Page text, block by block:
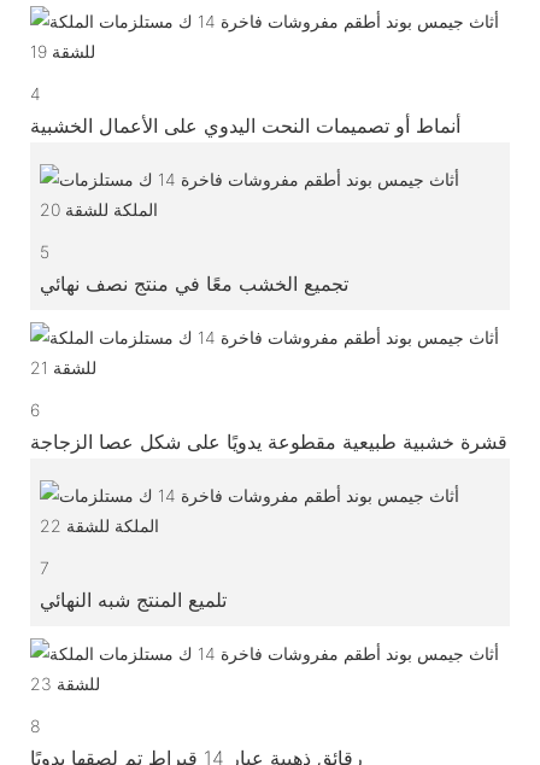
4
أنماط أو تصميمات النحت اليدوي على الأعمال الخشبية
5
تجميع الخشب معًا في منتج نصف نهائي
6
قشرة خشبية طبيعية مقطوعة يدويًا على شكل عصا الزجاجة
7
تلميع المنتج شبه النهائي
8
رقائق ذهبية عيار 14 قيراط تم لصقها يدويًا